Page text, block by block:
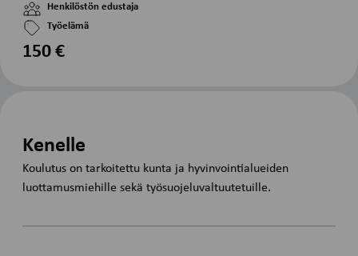
Henkilöstön edustaja
Työelämä
150 €
Kenelle
Koulutus on tarkoitettu kunta ja hyvinvointialueiden
luottamusmiehille sekä työsuojeluvaltuutetuille.